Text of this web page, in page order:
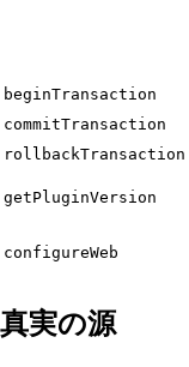
beginTransaction
commitTransaction
rollbackTransaction
getPluginVersion
configureWeb
真実の源